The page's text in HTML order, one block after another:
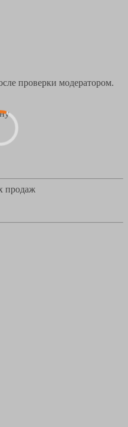
проверки модератором.
продаж